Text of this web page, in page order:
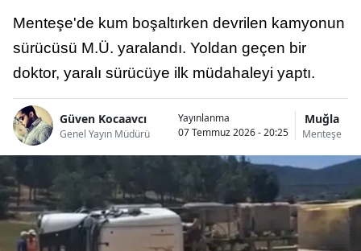
Menteşe'de kum boşaltırken devrilen kamyonun
sürücüsü M.Ü. yaralandı. Yoldan geçen bir
doktor, yaralı sürücüye ilk müdahaleyi yaptı.
Güven Kocaavcı
Genel Yayın Müdürü
Yayınlanma
07 Temmuz 2026 - 20:25
Muğla
Menteşe